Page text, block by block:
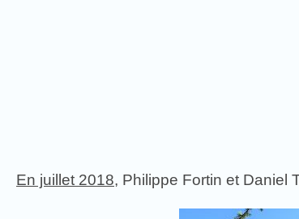
En juillet 2018, Philippe Fortin et Daniel